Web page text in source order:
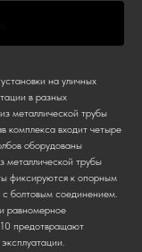
на уличных
в разных
металлической трубы
комплекса входит четыре
оборудованы
металлической трубы
фиксируются к опорным
болтовым соединением.
равномерное
предотвращают